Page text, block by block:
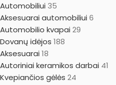
Automobiliui 35
Aksesuarai automobiliui 6
Automobilio kvapai 29
Dovanų idėjos 188
Aksesuarai 18
Autoriniai keramikos darbai 41
Kvepiančios gėlės 24